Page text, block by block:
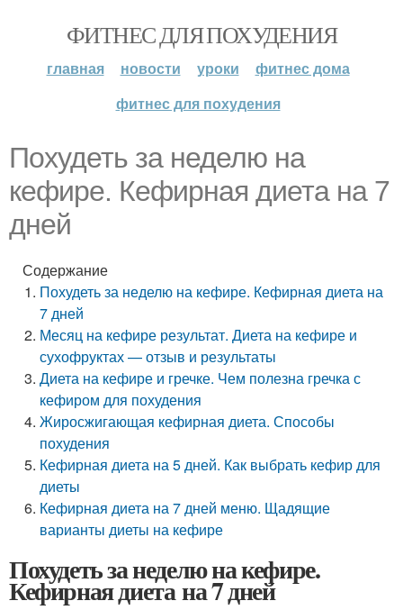
ФИТНЕС ДЛЯ ПОХУДЕНИЯ
главная новости уроки
фитнес дома
фитнес для похудения
Похудеть за неделю на
кефире. Кефирная диета на 7
дней
Содержание
Похудеть за неделю на кефире. Кефирная диета на
7 дней
Месяц на кефире результат. Диета на кефире и
сухофруктах — отзыв и результаты
Диета на кефире и гречке. Чем полезна гречка с
кефиром для похудения
Жиросжигающая кефирная диета. Способы
похудения
Кефирная диета на 5 дней. Как выбрать кефир для
диеты
Кефирная диета на 7 дней меню. Щадящие
варианты диеты на кефире
Похудеть за неделю на кефире.
Кефирная диета на 7 дней